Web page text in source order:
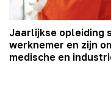
Jaarlijkse opleiding
werknemer en zijn
medische en